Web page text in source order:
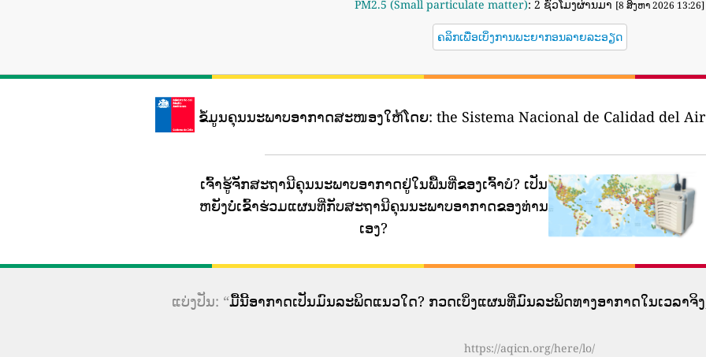
PM2.5 (Small particulate matter): 2 ຊົ່ວໂມງຜ່ານມາ [8 ສິງຫາ 2026 13:26]
ຄລິກເພື່ອເບິ່ງການພະຍາກອນລາຍລະອຽດ
ຂໍ້ມູນຄຸນນະພາບອາກາດສະໜອງໃຫ້ໂດຍ: the Sistema Nacional de Calidad del
ເຈົ້າຮູ້ຈັກສະຖານີຄຸນນະພາບອາກາດຢູ່ໃນພື້ນທີ່ຂອງເຈົ້າບໍ? ເປັນ
ຫຍັງບໍ່ເຂົ້າຮ່ວມແຜນທີ່ກັບສະຖານີຄຸນນະພາບອາກາດຂອງທ່ານ
ເອງ?
ແບ່ງປັນ: “ມື້ນີ້ອາກາດເປັນມົນລະພິດແນວໃດ? ກວດເບິ່ງແຜນທີ່ມົນລະພິດທາງອາກາດໃນເວລາຈິ
https://aqicn.org/here/lo/